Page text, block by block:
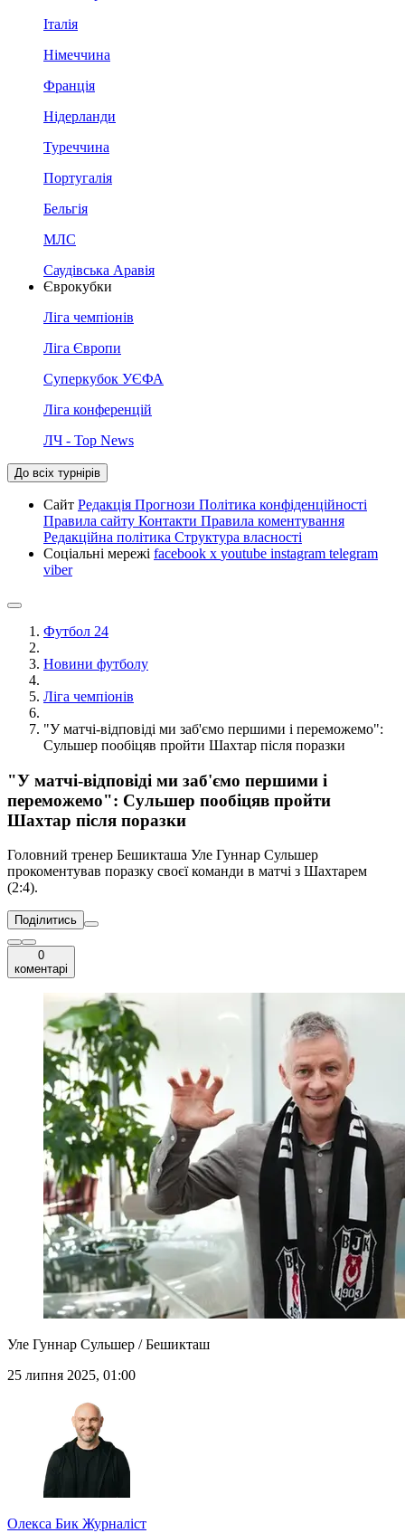
Італія
Німеччина
Франція
Нідерланди
Туреччина
Португалія
Бельгія
МЛС
Саудівська Аравія
Єврокубки
Ліга чемпіонів
Ліга Європи
Суперкубок УЄФА
Ліга конференцій
ЛЧ - Top News
До всіх турнірів
Сайт Редакція Прогнози Політика конфіденційності
Правила сайту Контакти Правила коментування
Редакційна політика Структура власності
Соціальні мережі facebook x youtube instagram telegram
viber
Футбол 24
Новини футболу
Ліга чемпіонів
"У матчі-відповіді ми заб'ємо першими і переможемо":
Сульшер пообіцяв пройти Шахтар після поразки
"У матчі-відповіді ми заб'ємо першими і
переможемо": Сульшер пообіцяв пройти
Шахтар після поразки
Головний тренер Бешикташа Уле Гуннар Сульшер
прокоментував поразку своєї команди в матчі з Шахтарем
(2:4).
Поділитись
0
коментарі
Уле Гуннар Сульшер / Бешикташ
25 липня 2025, 01:00
Олекса Бик Журналіст